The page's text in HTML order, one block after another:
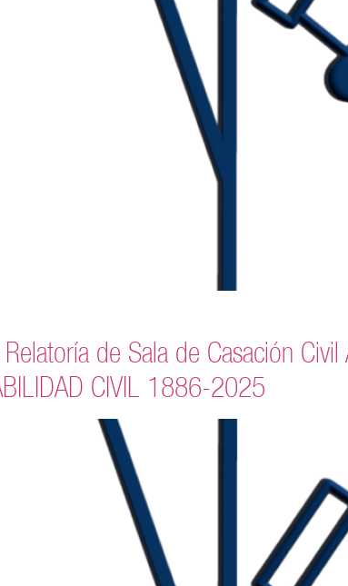
de Sala de Casación
CIVIL 1886-2025